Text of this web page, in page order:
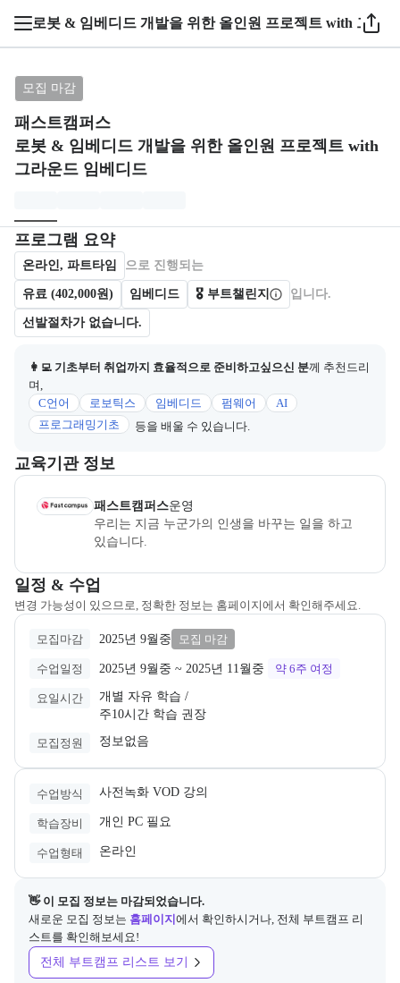
로봇 & 임베디드 개발을 위한 올인원 프로젝트 with 그라
모집 마감
패스트캠퍼스
로봇 & 임베디드 개발을 위한 올인원 프로젝트 with
그라운드 임베디드
브랜드: 패스트캠퍼스, 과정명: 로봇 & 임베디드 개
모집개요
프로그램 요약
캠프를 운영하거나 참여하는 회사 정보를 카드 형태로 제공한다.
온라인, 파트타임 으로 진행되는
유료 (402,000원) 임베디드 🎖️ 부트챌린지 입니다.
선발절차가 없습니다.
👩‍💻 기초부터 취업까지 효율적으로 준비하고싶으신 분께 추천드리
며,
C언어
로보틱스 임베디드 펌웨어
AI
프로그래밍기초
등을 배울 수 있습니다.
이 섹션에서는 부트캠프를 운영하거나 주관하는 회사의 정보를 카드
교육기관 정보
데이원컴퍼니은(는) 본 부트캠프의
패스트캠퍼스운영
우리는 지금 누군가의 인생을 바꾸는 일을 하고
있습니다.
일정 & 수업
변경 가능성이 있으므로, 정확한 정보는 홈페이지에서 확인해주세요.
교육과정 일정과 모집 상태에 따른 안내를 제공한다.
모집마감 2025년 9월중 모집 마감
수업일정 2025년 9월중 ~ 2025년 11월중 약 6주 여정
요일시간
개별 자유 학습 /
주10시간 학습 권장
모집정원 정보없음
수업방식 사전녹화 VOD 강의
학습장비 개인 PC 필요
수업형태 온라인
👋 이 모집 정보는 마감되었습니다.
새로운 모집 정보는 홈페이지 에서 확인하시거나, 전체 부트캠프 리
스트를 확인해보세요!
전체 부트캠프 리스트 보기